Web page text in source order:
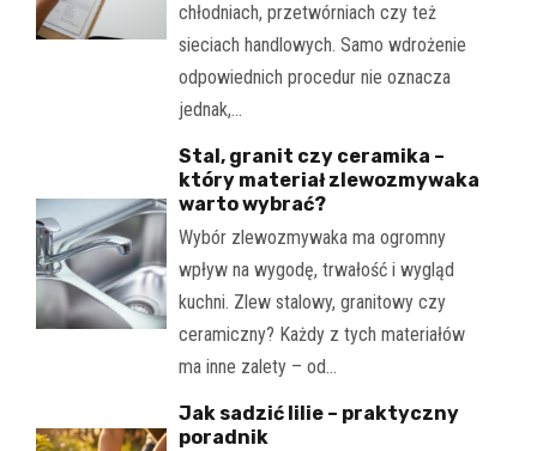
chłodniach, przetwórniach czy też
sieciach handlowych. Samo wdrożenie
odpowiednich procedur nie oznacza
jednak,…
Stal, granit czy ceramika –
który materiał zlewozmywaka
warto wybrać?
Wybór zlewozmywaka ma ogromny
wpływ na wygodę, trwałość i wygląd
kuchni. Zlew stalowy, granitowy czy
ceramiczny? Każdy z tych materiałów
ma inne zalety – od…
Jak sadzić lilie – praktyczny
poradnik